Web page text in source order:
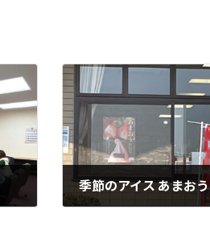
季節のアイス あまおう